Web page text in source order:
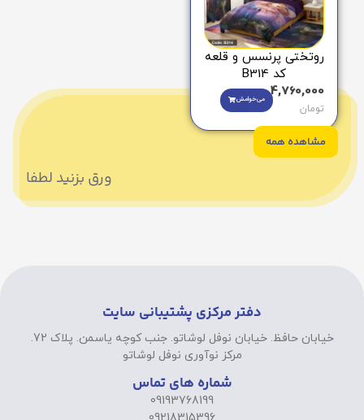
روتختی پرنسس و قلعه
کد B314
4,760,000
تومان
می‌خوامش
مشاهده همه
ورق بزنید لطفا
دفتر مرکزی پشتیبانی سایت
خیابان حافظ. خیابان نوفل لوشاتو. جنب کوچه یاسمن. پلاک 72.
مرکز نوآوری نوفل لوشاتو
شماره های تماس
09193768199